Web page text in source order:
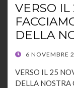
VERSO
DELLA
POSTED
6 NOVEMBRE
VERSO IL 25
DELLA